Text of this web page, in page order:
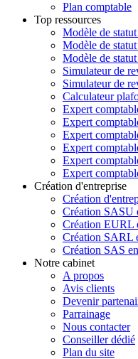
Plan comptable
Top ressources
Modèle de
Modèle de
Modèle de
Simulateur de
Simulateur de
Calculateur
Expert
Expert
Expert
Expert
Expert
Expert
Création d'entreprise
Création
Création SASU
Création EURL
Création SARL
Création SAS
Notre cabinet
A propos
Avis clients
Devenir
Parrainage
Nous contacter
Conseiller dédié
Plan du site